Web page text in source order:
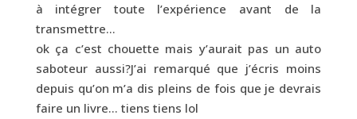
à intégrer toute l’expérience avant de la
transmettre…
ok ça c’est chouette mais y’aurait pas un auto
saboteur aussi?J’ai remarqué que j’écris moins
depuis qu’on m’a dis pleins de fois que je devrais
faire un livre… tiens tiens lol